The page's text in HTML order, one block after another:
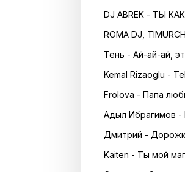
DJ ABREK - ТЫ
Тень - Ай-ай-ай,
Kemal Rizaoglu -
Frolova - Папа
Адыл Ибрагимов -
Дмитрий -
Kaiten - Ты мой